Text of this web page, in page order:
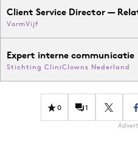
Client Service Director —
VormVijf
Expert interne communicatie
Stichting CliniClowns Nederland
0 1